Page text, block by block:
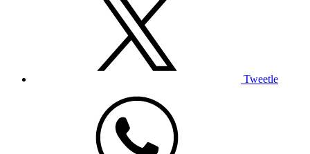
Tweetle